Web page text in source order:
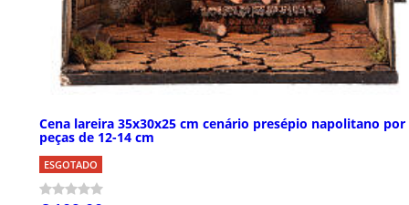
Cena lareira 35x30x25 cm cenário presépio napolitano por
peças de 12-14 cm
ESGOTADO